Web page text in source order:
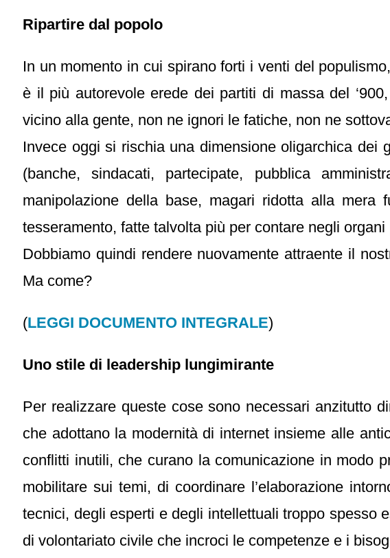
Ripartire dal popolo
In un momento in cui spirano forti i venti del
è il più autorevole erede dei partiti di massa del
vicino alla gente, non ne ignori le fatiche, non ne
Invece oggi si rischia una dimensione oligarchica
(banche, sindacati, partecipate, pubblica
manipolazione della base, magari ridotta alla mera
tesseramento, fatte talvolta più per contare negli
Dobbiamo quindi rendere nuovamente attraente il
Ma come?
(LEGGI DOCUMENTO INTEGRALE)
Uno stile di leadership lungimirante
Per realizzare queste cose sono necessari anzitutto
che adottano la modernità di internet insieme alle
conflitti inutili, che curano la comunicazione in modo
mobilitare sui temi, di coordinare l’elaborazione
tecnici, degli esperti e degli intellettuali troppo spesso
di volontariato civile che incroci le competenze e i